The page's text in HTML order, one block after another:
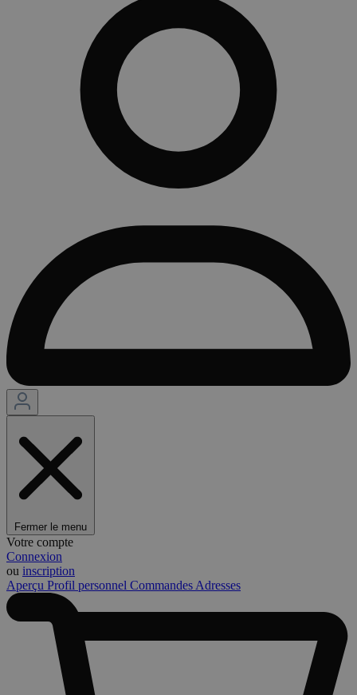
Fermer le menu
Votre compte
Connexion
ou inscription
Aperçu Profil personnel Commandes Adresses